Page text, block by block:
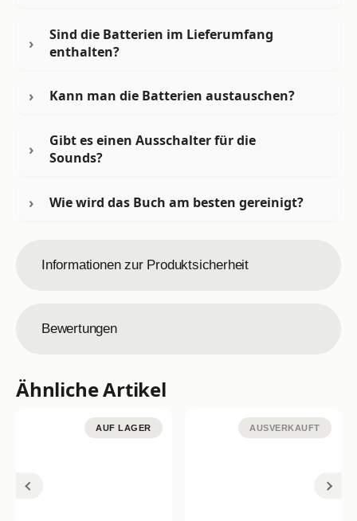
Sind die Batterien im Lieferumfang
enthalten?
Kann man die Batterien austauschen?
Gibt es einen Ausschalter für die
Sounds?
Wie wird das Buch am besten gereinigt?
Informationen zur Produktsicherheit
Bewertungen
Ähnliche Artikel
AUF LAGER AUSVERKAUFT